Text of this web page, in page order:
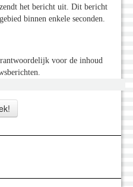
het bericht uit. Dit bericht
binnen enkele seconden.
voor de inhoud